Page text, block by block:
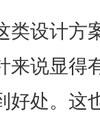
类设计方
来说显得
好处。这